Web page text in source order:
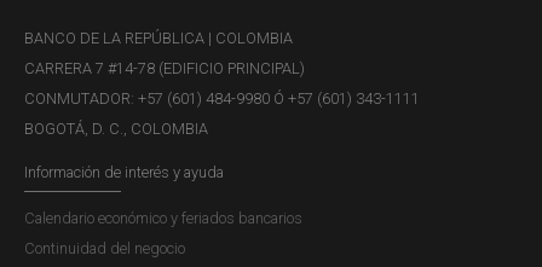
Efectivo (CCE).
Lunes a jueves de 7:00 a 13:30
Viernes de 7:00 a 13:00
BANCO DE LA REPÚBLICA | COLOMBIA
CARRERA 7 #14-78 (EDIFICIO PRINCIPAL)
CONMUTADOR: +57 (601) 484-9980 Ó +57 (601) 343-1111
BOGOTÁ, D. C., COLOMBIA
Información de interés y ayuda
Calendario económico y feriados bancarios
Continuidad del negocio